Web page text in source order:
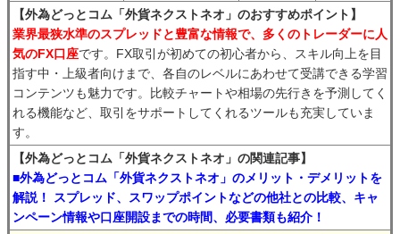
【外為どっとコム「外貨ネクストネオ」のおすすめポイント】
業界最狭水準のスプレッドと豊富な情報で、多くのトレーダーに人
気のFX口座です。FX取引が初めての初心者から、スキル向上を目
指す中・上級者向けまで、各自のレベルにあわせて受講できる学習
コンテンツも魅力です。比較チャートや相場の先行きを予測してく
れる機能など、取引をサポートしてくれるツールも充実していま
す。
【外為どっとコム「外貨ネクストネオ」の関連記事】
■外為どっとコム「外貨ネクストネオ」のメリット・デメリットを
解説！ スプレッド、スワップポイントなどの他社との比較、キャ
ンペーン情報や口座開設までの時間、必要書類も紹介！